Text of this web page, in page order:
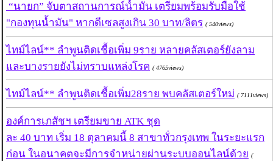
“นายก” จับตาสถานการณ์น้ำมัน เตรียมพร้อมรับมือใช้
"กองทุนน้ำมัน" หากดีเซลสูงเกิน 30 บาท/ลิตร ( 540views)
ไทม์ไลน์** ลำพูนติดเชื้อเพิ่ม 9ราย หลายคลัสเตอร์ยังลาม
และบางรายยังไม่ทราบแหล่งโรค ( 4765views)
ไทม์ไลน์** ลำพูนติดเชื้อเพิ่ม28ราย พบคลัสเตอร์ใหม่ ( 7111views)
องค์การเภสัชฯ เตรียมขาย ATK ชุด
ละ 40 บาท เริ่ม 18 ตุลาคมนี้ 8 สาขาทั่วกรุงเทพ ในระยะแรก
ก่อน ในอนาคตจะมีการจำหน่ายผ่านระบบออนไลน์ด้วย (